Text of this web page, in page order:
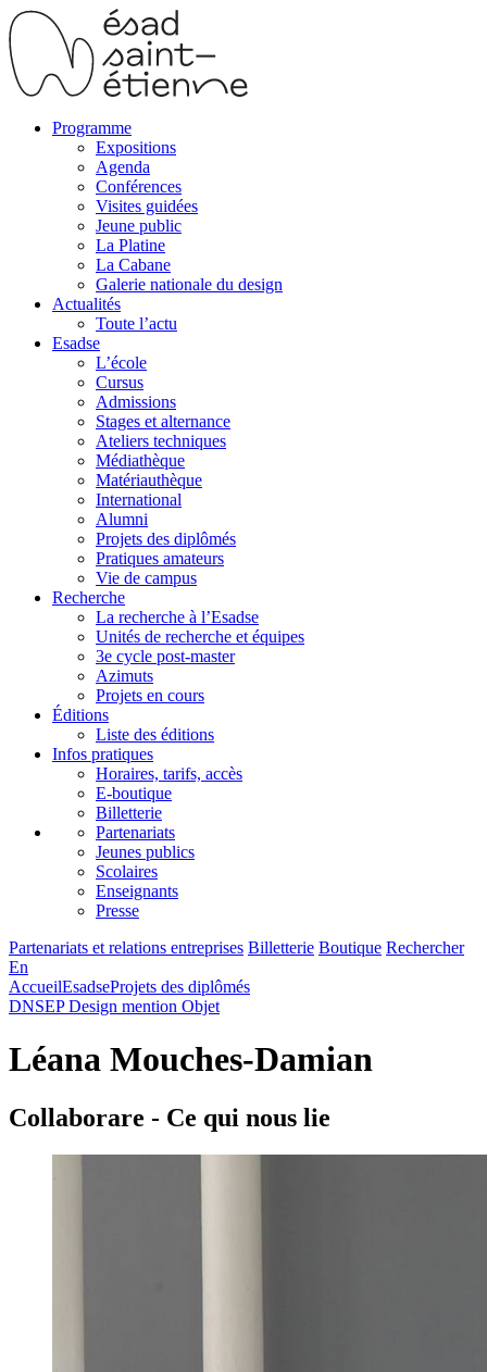
Programme
Expositions
Agenda
Conférences
Visites guidées
Jeune public
La Platine
La Cabane
Galerie nationale du design
Actualités
Toute l’actu
Esadse
L’école
Cursus
Admissions
Stages et alternance
Ateliers techniques
Médiathèque
Matériauthèque
International
Alumni
Projets des diplômés
Pratiques amateurs
Vie de campus
Recherche
La recherche à l’Esadse
Unités de recherche et équipes
3e cycle post-master
Azimuts
Projets en cours
Éditions
Liste des éditions
Infos pratiques
Horaires, tarifs, accès
E-boutique
Billetterie
Partenariats
Jeunes publics
Scolaires
Enseignants
Presse
Partenariats et relations entreprises Billetterie Boutique Rechercher
En
AccueilEsadseProjets des diplômés
DNSEP Design mention Objet
Léana Mouches-Damian
Collaborare - Ce qui nous lie